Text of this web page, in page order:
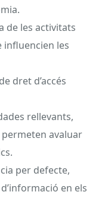
de les activitats
influencien les
dret d’accés
rellevants,
avaluar
per defecte,
en els